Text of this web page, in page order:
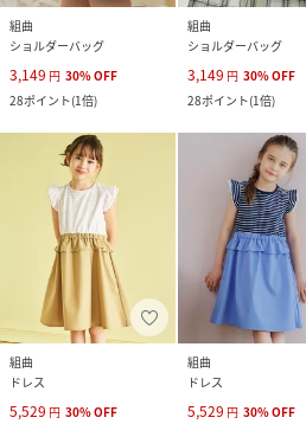
組曲
ショルダーバッグ
3,149 円 30%OFF
28ポイント(1倍)
組曲
ショルダーバッグ
3,149 円 30%OFF
28ポイント(1倍)
組曲
ドレス
5,529 円 30%OFF
組曲
ドレス
5,529 円 30%OFF